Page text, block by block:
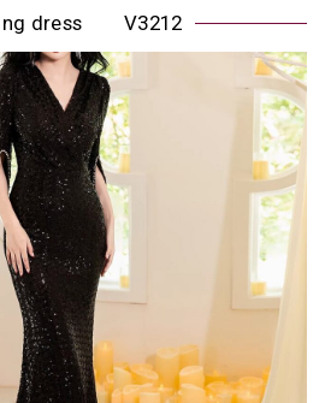
dress V3212